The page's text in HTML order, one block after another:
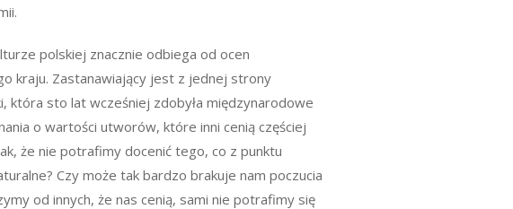
polskiej znacznie odbiega od ocen
kraju. Zastanawiający jest z jednej strony
która sto lat wcześniej zdobyła międzynarodowe
o wartości utworów, które inni cenią częściej
że nie potrafimy docenić tego, co z punktu
Czy może tak bardzo brakuje nam poczucia
od innych, że nas cenią, sami nie potrafimy się